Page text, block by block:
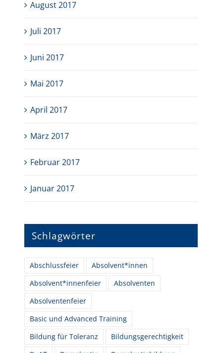
August 2017
Juli 2017
Juni 2017
Mai 2017
April 2017
März 2017
Februar 2017
Januar 2017
Schlagwörter
Abschlussfeier
Absolvent*innen
Absolvent*innenfeier
Absolventen
Absolventenfeier
Basic und Advanced Training
Bildung für Toleranz
Bildungsgerechtigkeit